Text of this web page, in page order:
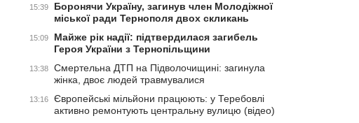
15:39
Боронячи Україну, загинув член Молодіжної
міської ради Тернополя двох скликань
15:09
Майже рік надії: підтвердилася загибель
Героя України з Тернопільщини
13:38
Смертельна ДТП на Підволочищині: загинула
жінка, двоє людей травмувалися
13:16
Європейські мільйони працюють: у Теребовлі
активно ремонтують центральну вулицю (відео)